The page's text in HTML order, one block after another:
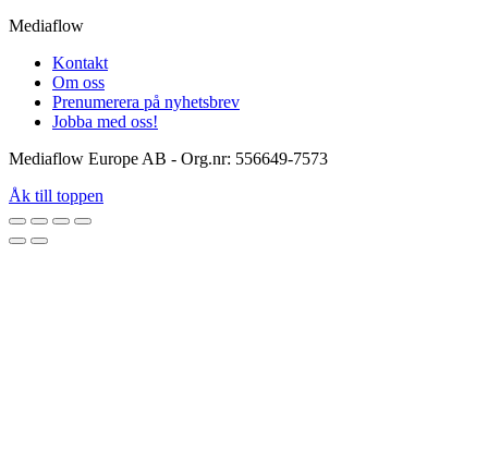
Mediaflow
Kontakt
Om oss
Prenumerera på nyhetsbrev
Jobba med oss!
Mediaflow Europe AB - Org.nr: 556649-7573
Åk till toppen